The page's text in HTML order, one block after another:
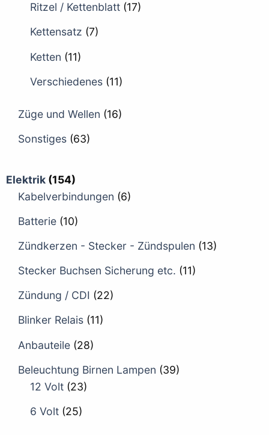
Ritzel / Kettenblatt (17)
Kettensatz (7)
Ketten (11)
Verschiedenes (11)
Züge und Wellen (16)
Sonstiges (63)
Elektrik (154)
Kabelverbindungen (6)
Batterie (10)
Zündkerzen - Stecker - Zündspulen (13)
Stecker Buchsen Sicherung etc. (11)
Zündung / CDI (22)
Blinker Relais (11)
Anbauteile (28)
Beleuchtung Birnen Lampen (39)
12 Volt (23)
6 Volt (25)